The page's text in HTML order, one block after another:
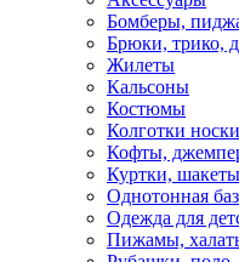
Бомберы,
Брюки, трико,
Жилеты
Кальсоны
Костюмы
Колготки носки
Кофты,
Куртки,
Однотонная
Одежда для
Пижамы,